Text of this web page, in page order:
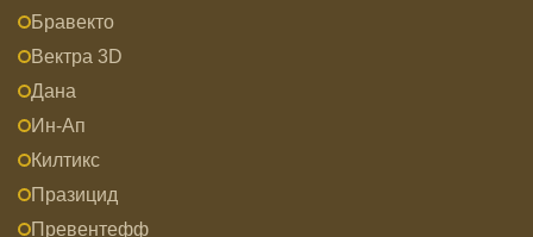
Бравекто
Вектра 3D
Дана
Ин-Ап
Килтикс
Празицид
Превентефф